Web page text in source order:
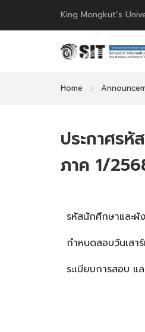
King Mongkut’s
Home
ประกาศรหั
ภาค 1/
รหัสนักศึกษาและผั
กำหนดสอบวันเส
ระเบียบการสอบ แ